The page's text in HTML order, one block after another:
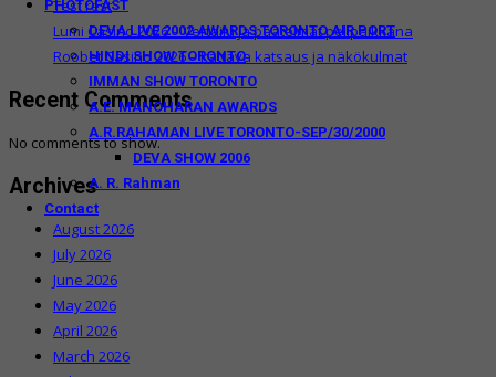
PHOTOFAST
DEVA LIVE 2002 AWARDS TORONTO AIR PORT
HINDI SHOW TORONTO
IMMAN SHOW TORONTO
A.E. MANOHARAN AWARDS
A.R.RAHAMAN LIVE TORONTO-SEP/30/2000
DEVA SHOW 2006
A. R. Rahman
Contact
Test rest
Lumi Casino 2026 – Vertailu ja päätelmät pelipaikkana
Roobet Casino 2026 – kattava katsaus ja näkökulmat
Recent Comments
No comments to show.
Archives
August 2026
July 2026
June 2026
May 2026
April 2026
March 2026